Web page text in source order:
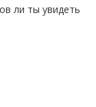
ли ты увидеть